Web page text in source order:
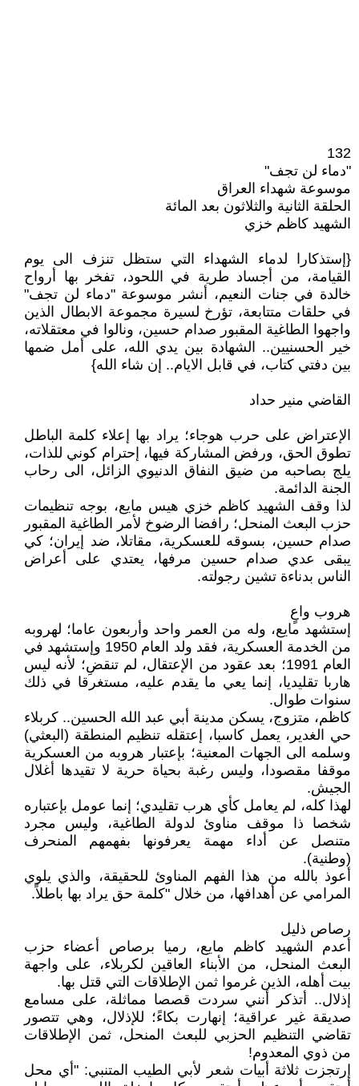
132
"دماء لن تجف"
موسوعة شهداء العراق
الحلقة الثانية والثلاثون بعد المائة
الشهيد كاظم خزي
{إستذكارا لدماء الشهداء التي ستظل تنزف الى يوم
القيامة، من أجساد طرية في اللحود، تفخر بها أرواح
خالدة في جنات النعيم، أنشر موسوعة "دماء لن تجف"
في حلقات متتابعة، تؤرخ لسيرة مجموعة الابطال الذين
واجهوا الطاغية المقبور صدام حسين، ونالوا في معتقلاته،
خير الحسنيين.. الشهادة بين يدي الله، على أمل ضمها
بين دفتي كتاب، في قابل الايام.. إن شاء الله}
القاضي منير حداد
الإعتراض على حرب هوجاء؛ يراد بها إعلاء كلمة الباطل
تطوق الحق، ورفض المشاركة فيها، إحترام كوني للذات،
يلج بصاحبه من ضيق النفاق الدنيوي الزائل، الى رحاب
الجنة الدائمة.
لذا وقف الشهيد كاظم خزي هيس مايع، بوجه تنظيمات
حزب البعث المنحل؛ رافضا الرضوخ لأمر الطاغية المقبور
صدام حسين، بسوقه للعسكرية، مقاتلا، ضد إيران؛ كي
يبقى عدي صدام حسين مرفها، يعتدي على أعراض
الناس بدناءة تشين رجولته.
هروب واعٍ
إستشهد مايع، وله من العمر واحد وأربعون عاما؛ لهروبه
من الخدمة العسكرية، فقد ولد العام 1950 وإستشهد في
العام 1991؛ بعد عقود من الإعتقال، لم تنقضِ؛ لأنه ليس
هاربا تقليديا، إنما يعي ما يقدم عليه، مستغرقا في ذلك
سنوات طوال.
كاظم، متزوج، يسكن مدينة أبي عبد الله الحسين.. كربلاء
حي الغدير، يعمل كاسبا، إعتقله تنظيم المنطقة (البعثي)
وسلمه الى الجهات المعنية؛ بإعتبار هروبه من العسكرية
موقفا مقصودا، وليس رغبة بحياة حرية لا تقيدها أغلال
الجيش.
لهذا كله، لم يعامل كأي هرب تقليدي؛ إنما عومل بإعتباره
شخصا ذا موقف مناوئ لدولة الطاغية، وليس مجرد
متنصل عن أداء مهمة يعرفونها بفهمهم المنحرف
(وطنية).
أعوذ بالله من هذا الفهم المناوئ للحقيقة، والذي يلوي
المرامي عن أهدافها، من خلال "كلمة حق يراد بها باطلاً.
رصاص ذليل
أعدم الشهيد كاظم مايع، رميا برصاص أعضاء حزب
البعث المنحل، من الأبناء العاقين لكربلاء، على واجهة
بيت أهله، الذين غرموا ثمن الإطلاقات التي قتل بها.
إذلال.. أتذكر أنني سردت قصصا مماثلة، على مسامع
صديقة غير عراقية؛ إنهارت بكاءً؛ للإذلال، وهي تتصور
تقاضي التنظيم الحزبي للبعث المنحل، ثمن الإطلاقات
من ذوي المعدوم!
إرتجزت ثلاثة أبيات شعر لأبي الطيب المتنبي: "أي محل